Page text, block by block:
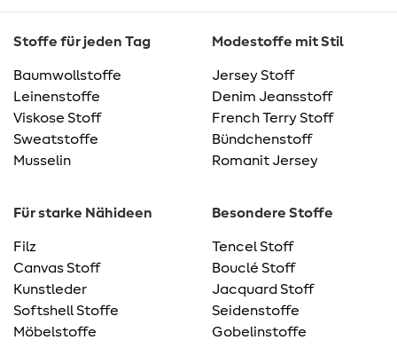
Stoffe für jeden Tag
Baumwollstoffe
Leinenstoffe
Viskose Stoff
Sweatstoffe
Musselin
Modestoffe mit Stil
Jersey Stoff
Denim Jeansstoff
French Terry Stoff
Bündchenstoff
Romanit Jersey
Für starke Nähideen
Filz
Canvas Stoff
Kunstleder
Softshell Stoffe
Möbelstoffe
Besondere Stoffe
Tencel Stoff
Bouclé Stoff
Jacquard Stoff
Seidenstoffe
Gobelinstoffe